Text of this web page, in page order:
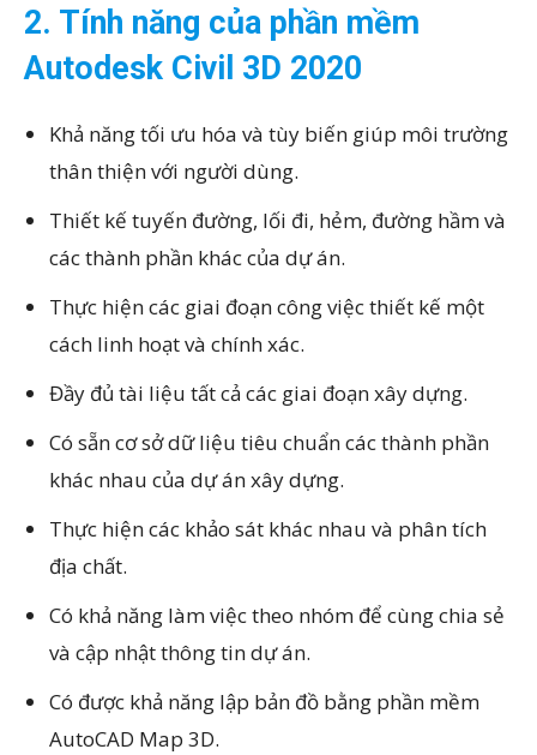
2. Tính năng của phần mềm
Autodesk Civil 3D 2020
Khả năng tối ưu hóa và tùy biến giúp môi trường
thân thiện với người dùng.
Thiết kế tuyến đường, lối đi, hẻm, đường hầm và
các thành phần khác của dự án.
Thực hiện các giai đoạn công việc thiết kế một
cách linh hoạt và chính xác.
Đầy đủ tài liệu tất cả các giai đoạn xây dựng.
Có sẵn cơ sở dữ liệu tiêu chuẩn các thành phần
khác nhau của dự án xây dựng.
Thực hiện các khảo sát khác nhau và phân tích
địa chất.
Có khả năng làm việc theo nhóm để cùng chia sẻ
và cập nhật thông tin dự án.
Có được khả năng lập bản đồ bằng phần mềm
AutoCAD Map 3D.